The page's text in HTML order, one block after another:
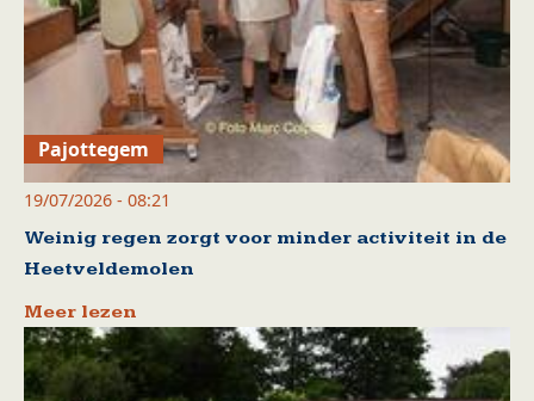
Pajottegem
19/07/2026 - 08:21
Weinig regen zorgt voor minder activiteit in de
Heetveldemolen
Meer lezen